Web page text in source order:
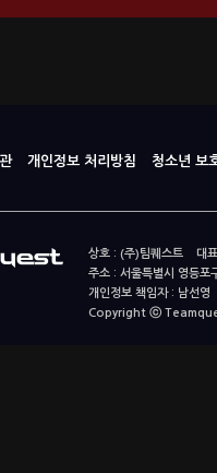
개인정보 처리방침 청소년 보
상호 : (주)팀퀘스트 대
주소 : 서울특별시 영등
개인정보 책임자 : 남
Copyright ⓒ